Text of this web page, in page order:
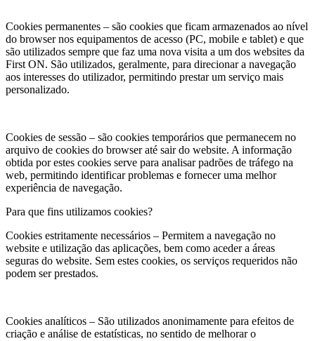
Cookies permanentes – são cookies que ficam armazenados ao nível
do browser nos equipamentos de acesso (PC, mobile e tablet) e que
são utilizados sempre que faz uma nova visita a um dos websites da
First ON. São utilizados, geralmente, para direcionar a navegação
aos interesses do utilizador, permitindo prestar um serviço mais
personalizado.
Cookies de sessão – são cookies temporários que permanecem no
arquivo de cookies do browser até sair do website. A informação
obtida por estes cookies serve para analisar padrões de tráfego na
web, permitindo identificar problemas e fornecer uma melhor
experiência de navegação.
Para que fins utilizamos cookies?
Cookies estritamente necessários – Permitem a navegação no
website e utilização das aplicações, bem como aceder a áreas
seguras do website. Sem estes cookies, os serviços requeridos não
podem ser prestados.
Cookies analíticos – São utilizados anonimamente para efeitos de
criação e análise de estatísticas, no sentido de melhorar o